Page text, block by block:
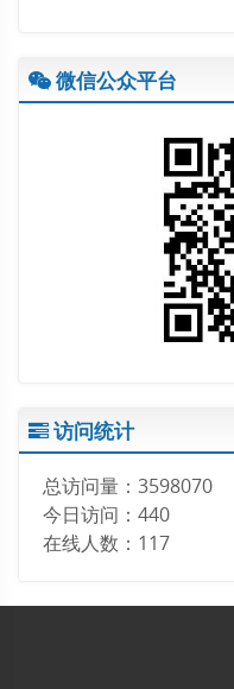
微信公众平台
访问统计
总访问量： 3598070
今日访问： 440
在线人数： 117